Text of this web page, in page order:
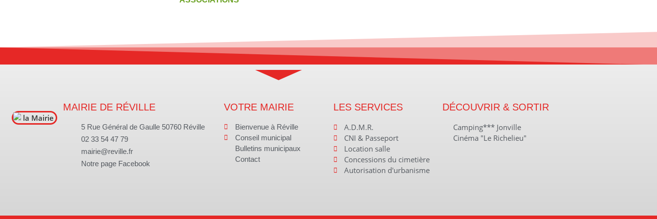
MAIRIE DE RÉVILLE
5 Rue Général de Gaulle 50760 Réville
02 33 54 47 79
mairie@reville.fr
Notre page Facebook
VOTRE MAIRIE
Bienvenue à Réville
Conseil municipal
Bulletins municipaux
Contact
LES SERVICES
A.D.M.R.
CNI & Passeport
Location salle
Concessions du cimetière
Autorisation d'urbanisme
DÉCOUVRIR & SORTIR
Camping*** Jonville
Cinéma "Le Richelieu"